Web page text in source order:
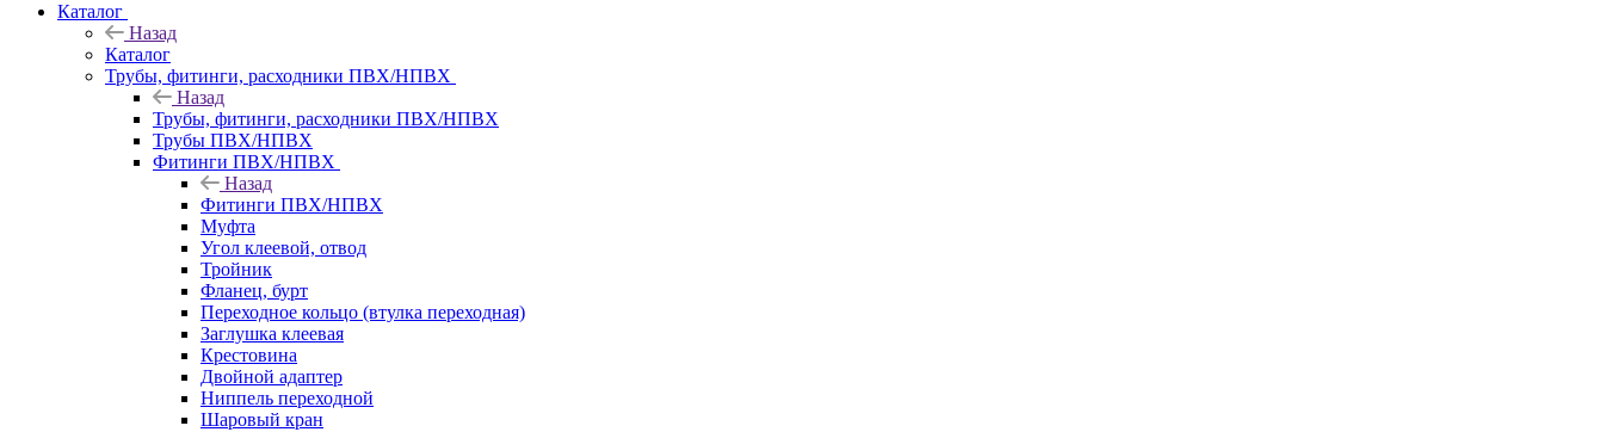
Каталог
Назад
Каталог
Трубы, фитинги, расходники ПВХ/НПВХ
Назад
Трубы, фитинги, расходники ПВХ/НПВХ
Трубы ПВХ/НПВХ
Фитинги ПВХ/НПВХ
Назад
Фитинги ПВХ/НПВХ
Муфта
Угол клеевой, отвод
Тройник
Фланец, бурт
Переходное кольцо (втулка переходная)
Заглушка клеевая
Крестовина
Двойной адаптер
Ниппель переходной
Шаровый кран